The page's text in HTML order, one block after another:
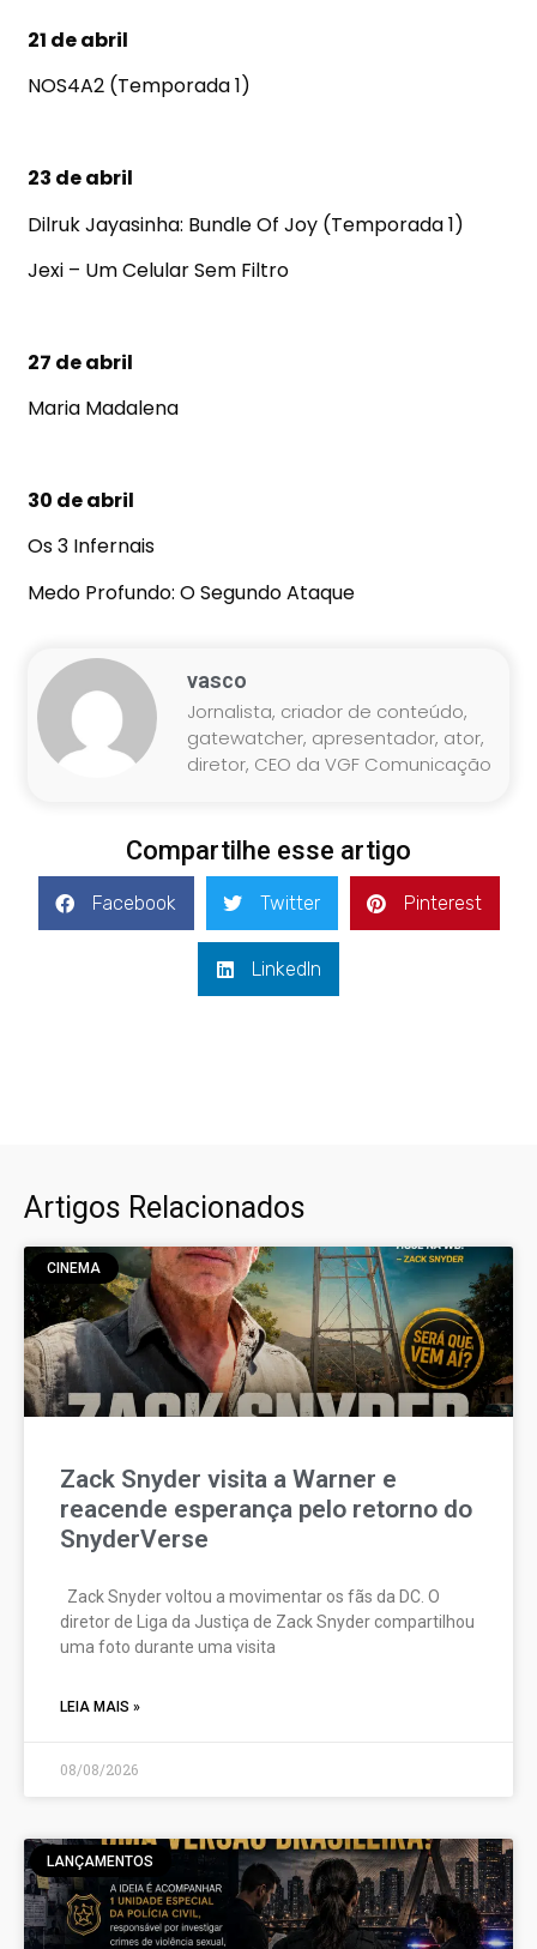
21 de abril
NOS4A2 (Temporada 1)
23 de abril
Dilruk Jayasinha: Bundle Of Joy (Temporada 1)
Jexi – Um Celular Sem Filtro
27 de abril
Maria Madalena
30 de abril
Os 3 Infernais
Medo Profundo: O Segundo Ataque
vasco
Jornalista, criador de conteúdo,
gatewatcher, apresentador, ator,
diretor, CEO da VGF Comunicação
Compartilhe esse artigo
Facebook Twitter Pinterest
LinkedIn
Artigos Relacionados
CINEMA
Zack Snyder visita a Warner e
reacende esperança pelo retorno do
SnyderVerse
Zack Snyder voltou a movimentar os fãs da DC. O
diretor de Liga da Justiça de Zack Snyder compartilhou
uma foto durante uma visita
LEIA MAIS »
08/08/2026
LANÇAMENTOS